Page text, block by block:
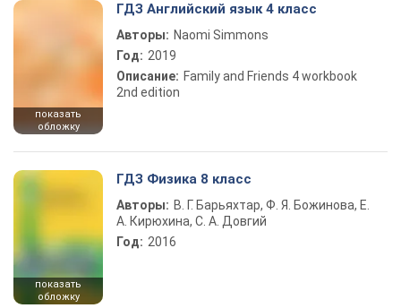
показать
обложку
ГДЗ Английский язык 4 класс
Авторы: Naomi Simmons
Год: 2019
Описание: Family and Friends 4 workbook
2nd edition
показать
обложку
ГДЗ Физика 8 класс
Авторы: В. Г. Барьяхтар, Ф. Я. Божинова, Е.
А. Кирюхина, С. А. Довгий
Год: 2016